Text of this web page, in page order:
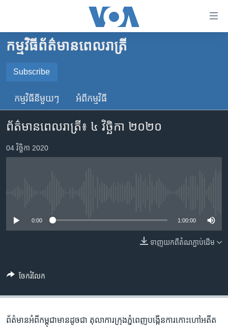
គេហទំព័រ​
ទាក់ទង
រំលង​
ទំព័រ​
ព័ត៌មាន​​
តែ​
ម្តង
រចនា
ចូល​
ទំព័រ​
កម្ពុជា
អន្តរជាតិ
ចិន
ហេឡូវីអូអេ
កម្ពុជាច្នៃប្រតិដ្ឋ
កម្មវិធីទាំងអស់
បណ្តាញ​សង្គម
ភាសា
កម្មវិធី​ព័ត៌មាន​ពេលរាត្រី
Subscribe
SUBSCRIBE
YouTube Music
កម្មវិធី​នីមួយៗ អំពី​កម្មវិធី​
ព័ត៌មានពេលរាត្រី៖ ៤ វិច្ឆិកា ២០២០
04 វិច្ឆិកា 2020
0:00 1:00:00
ទាញ​យក​ពី​តំណភ្ជាប់​ដើម
ចែករំលែក
ព័ត៌មាន​អំពី​កម្ពុជា​មាន​ដូចជា ​តុលាការ​ក្រុង​ភ្នំពេញ​បង្កើន​ការ​កោះហៅ​អតីត​